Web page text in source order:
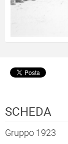
SCHEDA
Gruppo 1923